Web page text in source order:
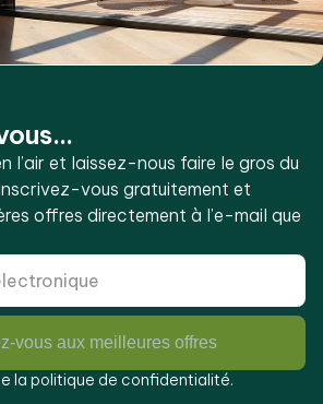
l’air et laissez-nous faire le gros du
vous gratuitement et
offres directement à l’e-mail que
vous aux meilleures offres
la politique de confidentialité.